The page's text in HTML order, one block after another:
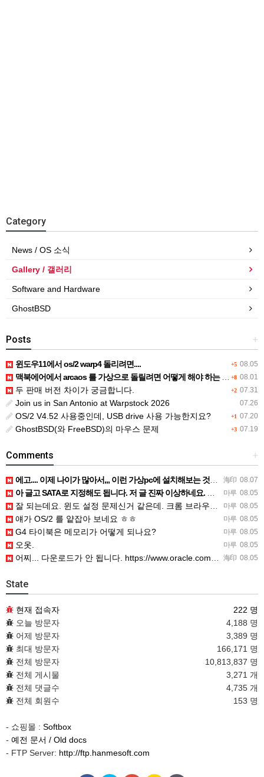
Category
News / OS 소식
Gallery / 갤러리
Software and Hardware
GhostBSD
+
Posts
+5 08.05
윈도우11에서 os/2 warp4 돌리려면....
+8 08.01
맥북에어에서 arcaos 를 가상으로 돌릴려면 어떻게 해야 하는 지요?
+2 07.31
두 판매 버전 차이가 궁금합니다.
07.26
Join us in San Antonio at Warpstock 2026
+1 07.20
OS/2 V4.52 사용중인데, USB drive 사용 가능한지요?
+3 07.19
GhostBSD(와 FreeBSD)의 마우스 문제
+
Comments
海印 08.07
에고.... 이제 나이가 많아서,,, 이런 가상pc에 설치해보는 것도 귀찮군요.. ㅎㅎ 날씨도 덥고.....…
마루 08.05
아 글고 SATA로 지정해도 됩니다. 저 글 진짜 이상하네요. 옛날꺼 퍼와서 그런거 같은데요.
마루 08.05
잘 되는데요. 윈도 설정 문제신거 같은데. 크롬 브라우저나 파폭으로 해 보세요
마루 08.05
얘가 OS/2 를 얕잡아 보네요 ㅎㅎ
마루 08.05
G4 타이북은 메모리가 어떻게 되나요?
마루 08.05
오옷.
海印 08.05
어찌... 다운로드가 안 됩니다. https://www.oracle.com/kr/virtualization/…
State
현재 접속자
222 명
오늘 방문자
4,188 명
어제 방문자
3,389 명
최대 방문자
166,171 명
전체 방문자
10,813,837 명
전체 게시물
3,271 개
전체 댓글수
4,735 개
전체 회원수
153 명
- 쇼핑몰 : Softbox
- 예전 문서 / Old docs
- FTP Server: http://ftp.hanmesoft.com